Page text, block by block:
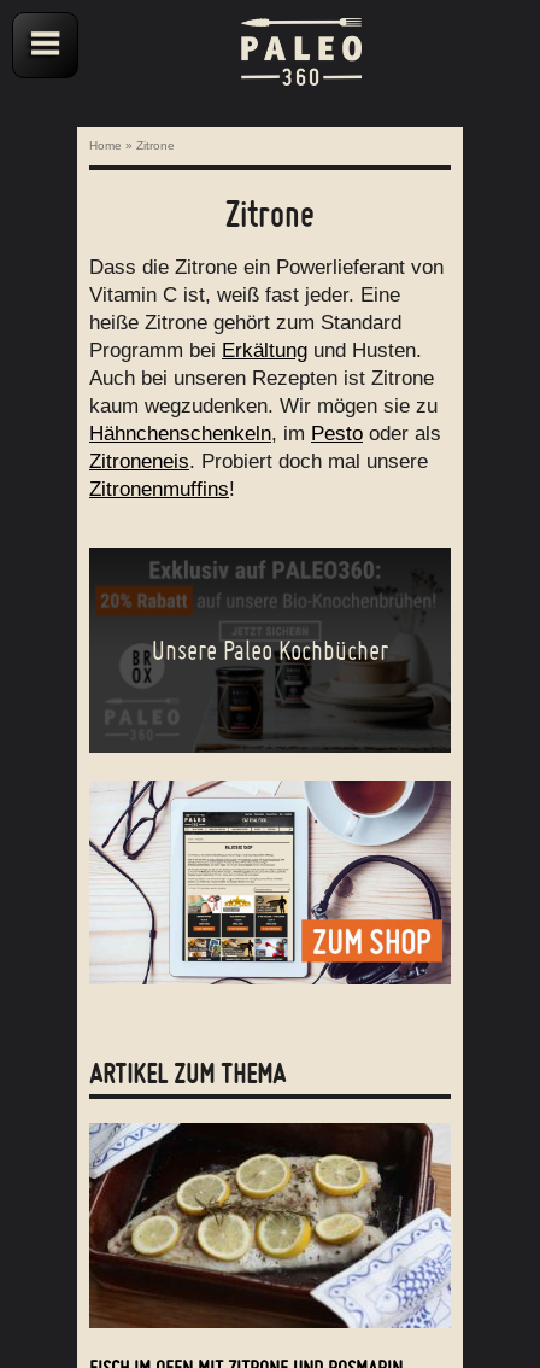
Home » Zitrone
Zitrone
Dass die Zitrone ein Powerlieferant von
Vitamin C ist, weiß fast jeder. Eine
heiße Zitrone gehört zum Standard
Programm bei Erkältung und Husten.
Auch bei unseren Rezepten ist Zitrone
kaum wegzudenken. Wir mögen sie zu
Hähnchenschenkeln, im Pesto oder als
Zitroneneis. Probiert doch mal unsere
Zitronenmuffins!
Unsere Paleo Kochbücher
ARTIKEL ZUM THEMA